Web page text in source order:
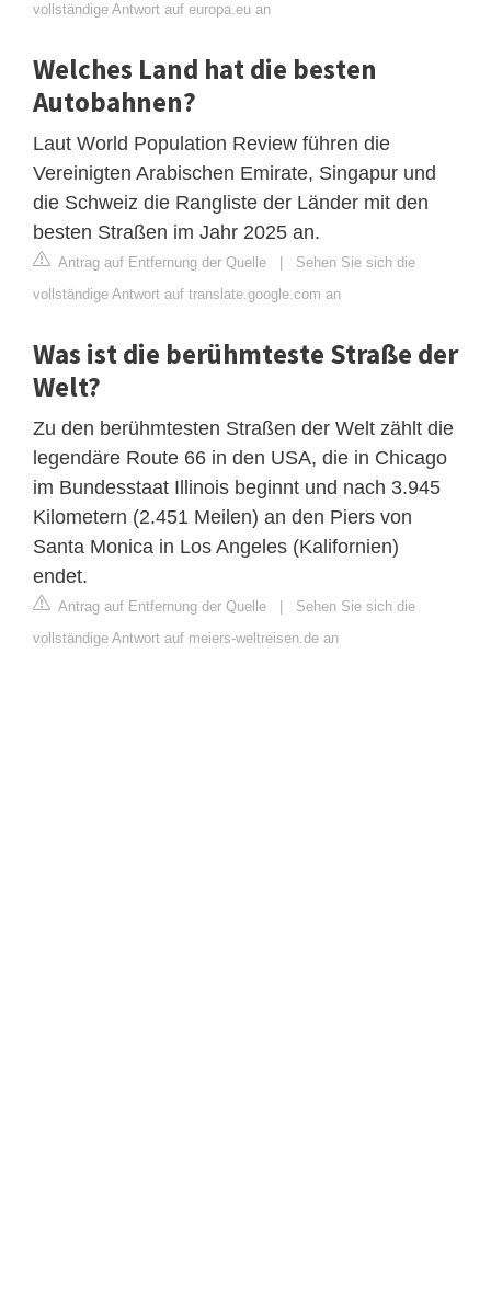
vollständige Antwort auf europa.eu an
Welches Land hat die besten
Autobahnen?
Laut World Population Review führen die
Vereinigten Arabischen Emirate, Singapur und
die Schweiz die Rangliste der Länder mit den
besten Straßen im Jahr 2025 an.
Antrag auf Entfernung der Quelle | Sehen Sie sich die
vollständige Antwort auf translate.google.com an
Was ist die berühmteste Straße der
Welt?
Zu den berühmtesten Straßen der Welt zählt die
legendäre Route 66 in den USA, die in Chicago
im Bundesstaat Illinois beginnt und nach 3.945
Kilometern (2.451 Meilen) an den Piers von
Santa Monica in Los Angeles (Kalifornien)
endet.
Antrag auf Entfernung der Quelle | Sehen Sie sich die
vollständige Antwort auf meiers-weltreisen.de an